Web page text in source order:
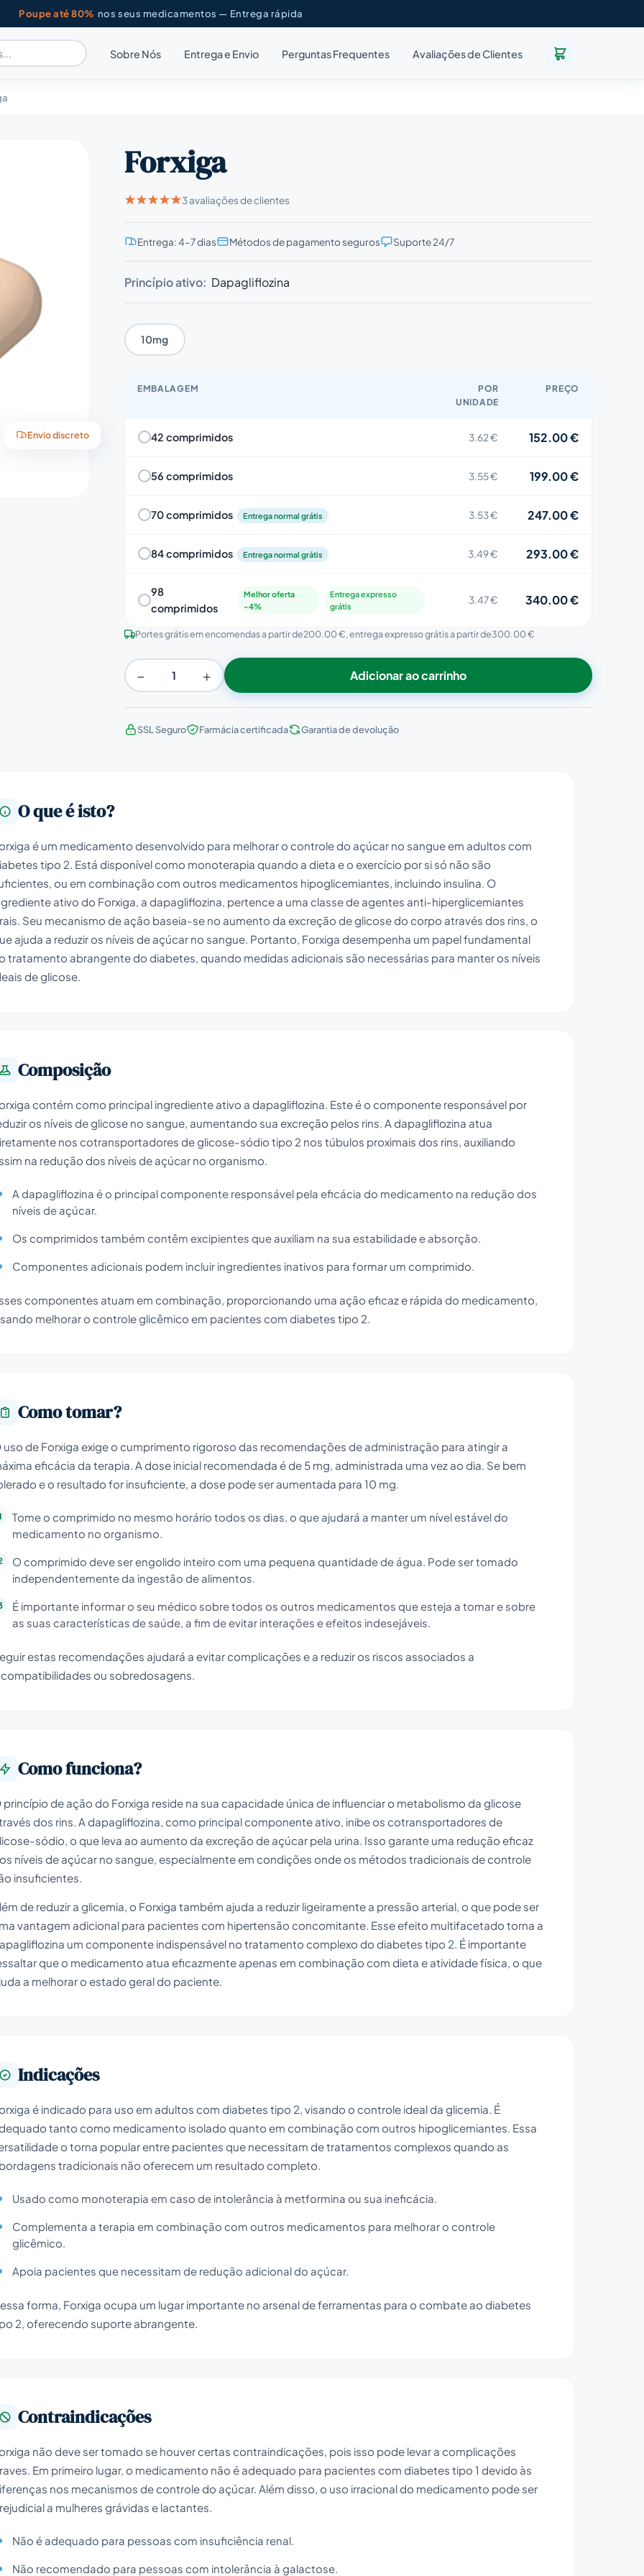
Poupe até 80% nos seus medicamentos — Entrega rápida
Sobre Nós Entrega e Envio Perguntas Frequentes Avaliações de Clientes
Envio discreto
Forxiga
3 avaliações de clientes
Entrega: 4–7 dias Métodos de pagamento seguros Suporte 24/7
Princípio ativo: Dapagliflozina
10mg
EMBALAGEM
POR
UNIDADE
PREÇO
42 comprimidos 3.62 € 152.00 €
56 comprimidos 3.55 € 199.00 €
70 comprimidos Entrega normal grátis 3.53 € 247.00 €
84 comprimidos Entrega normal grátis 3.49 € 293.00 €
98
comprimidos
Melhor oferta
-4%
Entrega expresso
grátis
3.47 € 340.00 €
Portes grátis em encomendas a partir de200.00 €, entrega expresso grátis a partir de300.00 €
− + Adicionar ao carrinho
SSL Seguro Farmácia certificada Garantia de devolução
O que é isto?
é um medicamento desenvolvido para melhorar o controle do açúcar no sangue em adultos com
tipo 2. Está disponível como monoterapia quando a dieta e o exercício por si só não são
ou em combinação com outros medicamentos hipoglicemiantes, incluindo insulina. O
ativo do Forxiga, a dapagliflozina, pertence a uma classe de agentes anti-hiperglicemiantes
Seu mecanismo de ação baseia-se no aumento da excreção de glicose do corpo através dos rins, o
ajuda a reduzir os níveis de açúcar no sangue. Portanto, Forxiga desempenha um papel fundamental
tratamento abrangente do diabetes, quando medidas adicionais são necessárias para manter os níveis
de glicose.
Composição
contém como principal ingrediente ativo a dapagliflozina. Este é o componente responsável por
os níveis de glicose no sangue, aumentando sua excreção pelos rins. A dapagliflozina atua
nos cotransportadores de glicose-sódio tipo 2 nos túbulos proximais dos rins, auxiliando
na redução dos níveis de açúcar no organismo.
A dapagliflozina é o principal componente responsável pela eficácia do medicamento na redução dos
níveis de açúcar.
Os comprimidos também contêm excipientes que auxiliam na sua estabilidade e absorção.
Componentes adicionais podem incluir ingredientes inativos para formar um comprimido.
componentes atuam em combinação, proporcionando uma ação eficaz e rápida do medicamento,
melhorar o controle glicêmico em pacientes com diabetes tipo 2.
Como tomar?
uso de Forxiga exige o cumprimento rigoroso das recomendações de administração para atingir a
eficácia da terapia. A dose inicial recomendada é de 5 mg, administrada uma vez ao dia. Se bem
e o resultado for insuficiente, a dose pode ser aumentada para 10 mg.
Tome o comprimido no mesmo horário todos os dias, o que ajudará a manter um nível estável do
medicamento no organismo.
O comprimido deve ser engolido inteiro com uma pequena quantidade de água. Pode ser tomado
independentemente da ingestão de alimentos.
É importante informar o seu médico sobre todos os outros medicamentos que esteja a tomar e sobre
as suas características de saúde, a fim de evitar interações e efeitos indesejáveis.
estas recomendações ajudará a evitar complicações e a reduzir os riscos associados a
ou sobredosagens.
Como funciona?
princípio de ação do Forxiga reside na sua capacidade única de influenciar o metabolismo da glicose
dos rins. A dapagliflozina, como principal componente ativo, inibe os cotransportadores de
sódio, o que leva ao aumento da excreção de açúcar pela urina. Isso garante uma redução eficaz
níveis de açúcar no sangue, especialmente em condições onde os métodos tradicionais de controle
insuficientes.
de reduzir a glicemia, o Forxiga também ajuda a reduzir ligeiramente a pressão arterial, o que pode ser
vantagem adicional para pacientes com hipertensão concomitante. Esse efeito multifacetado torna a
um componente indispensável no tratamento complexo do diabetes tipo 2. É importante
que o medicamento atua eficazmente apenas em combinação com dieta e atividade física, o que
a melhorar o estado geral do paciente.
Indicações
é indicado para uso em adultos com diabetes tipo 2, visando o controle ideal da glicemia. É
tanto como medicamento isolado quanto em combinação com outros hipoglicemiantes. Essa
o torna popular entre pacientes que necessitam de tratamentos complexos quando as
tradicionais não oferecem um resultado completo.
Usado como monoterapia em caso de intolerância à metformina ou sua ineficácia.
Complementa a terapia em combinação com outros medicamentos para melhorar o controle
glicêmico.
Apoia pacientes que necessitam de redução adicional do açúcar.
forma, Forxiga ocupa um lugar importante no arsenal de ferramentas para o combate ao diabetes
2, oferecendo suporte abrangente.
Contraindicações
não deve ser tomado se houver certas contraindicações, pois isso pode levar a complicações
Em primeiro lugar, o medicamento não é adequado para pacientes com diabetes tipo 1 devido às
nos mecanismos de controle do açúcar. Além disso, o uso irracional do medicamento pode ser
a mulheres grávidas e lactantes.
Não é adequado para pessoas com insuficiência renal.
Não recomendado para pessoas com intolerância à galactose.